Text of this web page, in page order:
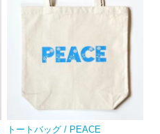
トートバッグ / PEACE